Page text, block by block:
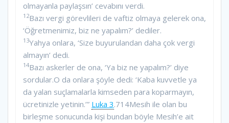
olmayanla paylaşsın’ cevabını verdi.
12Bazı vergi görevlileri de vaftiz olmaya gelerek ona,
‘Öğretmenimiz, biz ne yapalım?’ dediler.
13Yahya onlara, ‘Size buyurulandan daha çok vergi
almayın’ dedi.
14Bazı askerler de ona, ‘Ya biz ne yapalım?’ diye
sordular.O da onlara şöyle dedi: ‘Kaba kuvvetle ya
da yalan suçlamalarla kimseden para koparmayın,
ücretinizle yetinin.’” Luka 3.714Mesih ile olan bu
birleşme sonucunda kişi bundan böyle Mesih’e ait